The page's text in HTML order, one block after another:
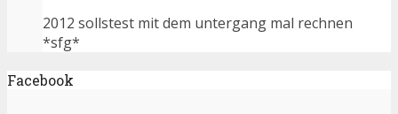
2012 sollstest mit dem untergang mal rechnen
*sfg*
Facebook